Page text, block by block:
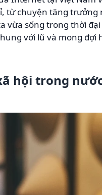
từ chuyện tăng
vừa sống trong thời
với lũ và mong
hội trong